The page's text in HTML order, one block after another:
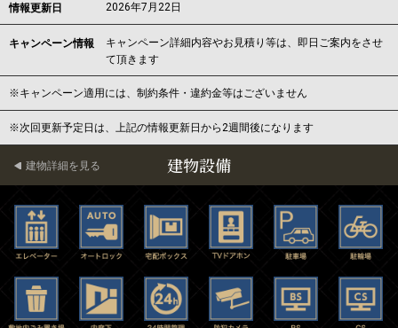
情報更新日 2026年7月22日
キャンペーン情報
キャンペーン詳細内容やお見積り等は、即日ご案内をさせ
て頂きます
※キャンペーン適用には、制約条件・違約金等はございません
※次回更新予定日は、上記の情報更新日から2週間後になります
建物設備
建物詳細を見る